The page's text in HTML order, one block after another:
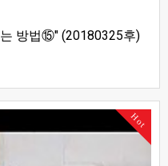
방법⑮" (20180325후)
Hot